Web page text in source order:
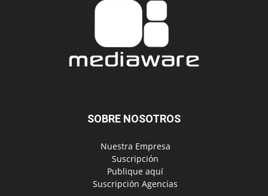
SOBRE NOSOTROS
‎ Nuestra Empresa
‎ Suscripción
‎ Publique aquí
‎ Suscripción Agencias